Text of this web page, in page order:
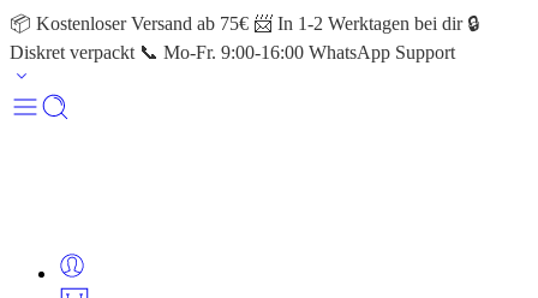
📦 Kostenloser Versand ab 75€ 📨 In 1-2 Werktagen bei dir 🔒
Diskret verpackt 📞 Mo-Fr. 9:00-16:00 WhatsApp Support